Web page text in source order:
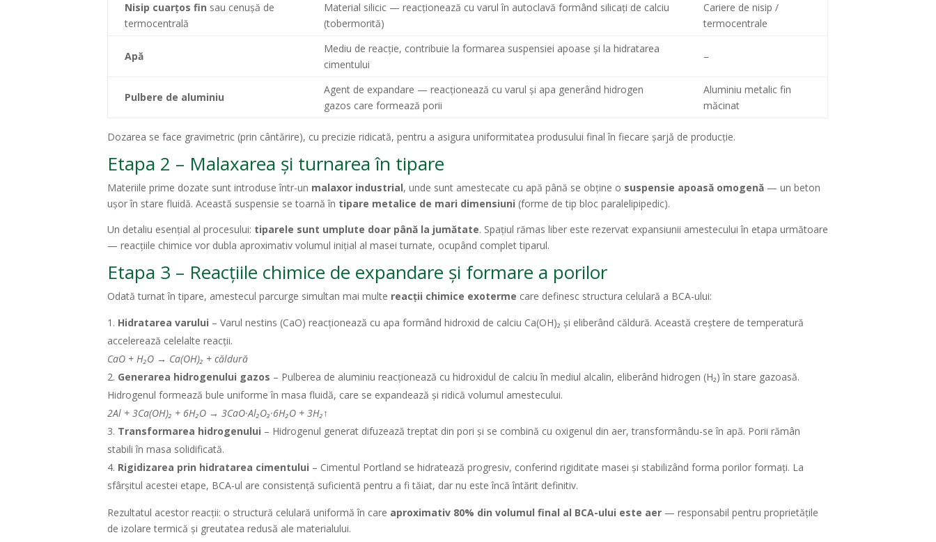
Nisip cuarțos fin sau cenușă de
termocentrală
Material silicic — reacționează cu varul în autoclavă formând silicați de calciu
(tobermorită)
Cariere de nisip /
termocentrale
Apă
Mediu de reacție, contribuie la formarea suspensiei apoase și la hidratarea
cimentului
–
Pulbere de aluminiu
Agent de expandare — reacționează cu varul și apa generând hidrogen
gazos care formează porii
Aluminiu metalic fin
măcinat
Dozarea se face gravimetric (prin cântărire), cu precizie ridicată, pentru a asigura uniformitatea produsului final în fiecare șarjă de producție.
Etapa 2 – Malaxarea și turnarea în tipare
Materiile prime dozate sunt introduse într-un malaxor industrial, unde sunt amestecate cu apă până se obține o suspensie apoasă omogenă — un beton
ușor în stare fluidă. Această suspensie se toarnă în tipare metalice de mari dimensiuni (forme de tip bloc paralelipipedic).
Un detaliu esențial al procesului: tiparele sunt umplute doar până la jumătate. Spațiul rămas liber este rezervat expansiunii amestecului în etapa următoare
— reacțiile chimice vor dubla aproximativ volumul inițial al masei turnate, ocupând complet tiparul.
Etapa 3 – Reacțiile chimice de expandare și formare a porilor
Odată turnat în tipare, amestecul parcurge simultan mai multe reacții chimice exoterme care definesc structura celulară a BCA-ului:
Hidratarea varului – Varul nestins (CaO) reacționează cu apa formând hidroxid de calciu Ca(OH)₂ și eliberând căldură. Această creștere de temperatură
accelerează celelalte reacții.
CaO + H₂O → Ca(OH)₂ + căldură
Generarea hidrogenului gazos – Pulberea de aluminiu reacționează cu hidroxidul de calciu în mediul alcalin, eliberând hidrogen (H₂) în stare gazoasă.
Hidrogenul formează bule uniforme în masa fluidă, care se expandează și ridică volumul amestecului.
2Al + 3Ca(OH)₂ + 6H₂O → 3CaO·Al₂O₃·6H₂O + 3H₂↑
Transformarea hidrogenului – Hidrogenul generat difuzează treptat din pori și se combină cu oxigenul din aer, transformându-se în apă. Porii rămân
stabili în masa solidificată.
Rigidizarea prin hidratarea cimentului – Cimentul Portland se hidratează progresiv, conferind rigiditate masei și stabilizând forma porilor formați. La
sfârșitul acestei etape, BCA-ul are consistență suficientă pentru a fi tăiat, dar nu este încă întărit definitiv.
Rezultatul acestor reacții: o structură celulară uniformă în care aproximativ 80% din volumul final al BCA-ului este aer — responsabil pentru proprietățile
de izolare termică și greutatea redusă ale materialului.